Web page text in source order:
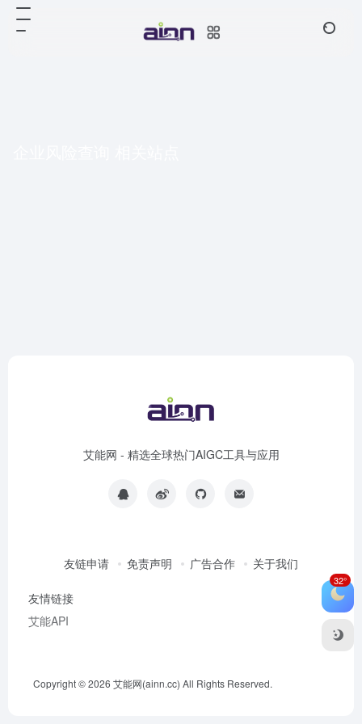
艾能网 - 精选全球热门AIGC工具与应用
友链申请 免责声明 广告合作 关于我们
友情链接
艾能API
Copyright © 2026 艾能网(ainn.cc) All Rights Reserved.
32°